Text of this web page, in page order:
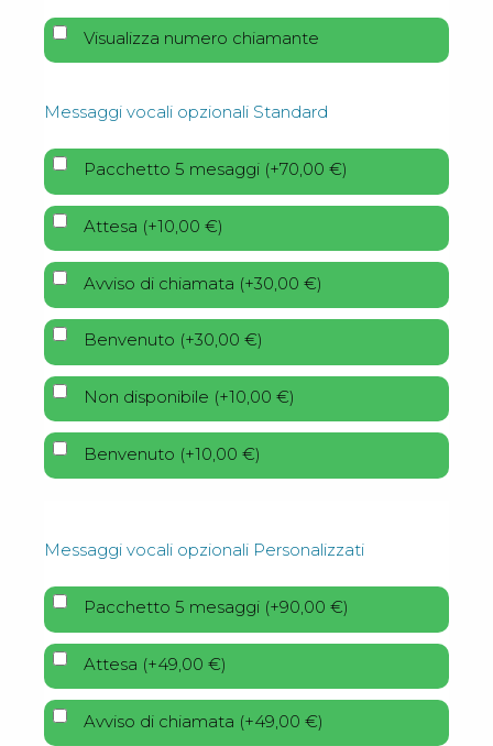
Visualizza numero chiamante
Messaggi vocali opzionali Standard
Pacchetto 5 mesaggi (+70,00 €)
Attesa (+10,00 €)
Avviso di chiamata (+30,00 €)
Benvenuto (+30,00 €)
Non disponibile (+10,00 €)
Benvenuto (+10,00 €)
Messaggi vocali opzionali Personalizzati
Pacchetto 5 mesaggi (+90,00 €)
Attesa (+49,00 €)
Avviso di chiamata (+49,00 €)